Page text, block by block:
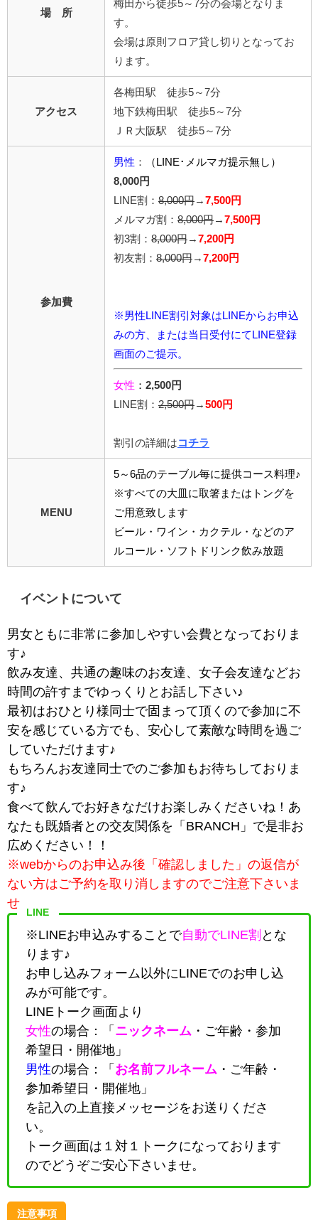
場 所
梅田から徒歩5～7分の会場となりま
す。
会場は原則フロア貸し切りとなってお
ります。
アクセス
各梅田駅 徒歩5～7分
地下鉄梅田駅 徒歩5～7分
ＪＲ大阪駅 徒歩5～7分
参加費
男性 ：
（LINE･メルマガ提示無し）
8,000円
LINE割： 8,000円 → 7,500円
メルマガ割： 8,000円 → 7,500円
初3割： 8,000円 → 7,200円
初友割： 8,000円 → 7,200円
※男性LINE割引対象はLINEからお申込
みの方、または当日受付にてLINE登録
画面のご提示。
女性 ： 2,500円
LINE割： 2,500円 → 500円
割引の詳細は コチラ
MENU
5～6品のテーブル毎に提供コース料理♪
※すべての大皿に取箸またはトングを
ご用意致します
ビール・ワイン・カクテル・などのア
ルコール・ソフトドリンク飲み放題
イベントについて
男女ともに非常に参加しやすい会費となっておりま
す♪
飲み友達、共通の趣味のお友達、女子会友達などお
時間の許すまでゆっくりとお話し下さい♪
最初はおひとり様同士で固まって頂くので参加に不
安を感じている方でも、安心して素敵な時間を過ご
していただけます♪
もちろんお友達同士でのご参加もお待ちしておりま
す♪
食べて飲んでお好きなだけお楽しみくださいね！あ
なたも既婚者との交友関係を「BRANCH」で是非お
広めください！！
※webからのお申込み後「確認しました」の返信が
ない方はご予約を取り消しますのでご注意下さいま
せ。
LINE
※LINEお申込みすることで自動でLINE割 とな
ります♪
お申し込みフォーム以外にLINEでのお申し込
みが可能です。
LINEトーク画面より
女性の場合：「 ニックネーム ・ ご年齢・参加
希望日・開催地」
男性の場合：「 お名前フルネーム ・ ご年齢・
参加希望日・開催地」
を記入の上直接メッセージをお送りくださ
い。
トーク画面は１対１トークになっております
のでどうぞご安心下さいませ。
注意事項